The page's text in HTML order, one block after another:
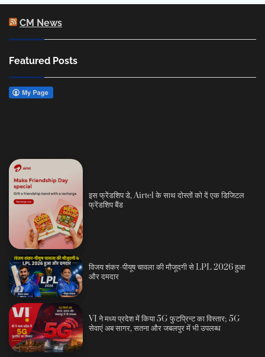
CM News
Featured Posts
इस फ्रेंडशिप डे, Airtel के साथ दोस्तों को दें एक डिजिटल
फ्रेंडशिप बैंड
विजय शंकर-पीयूष चावला की मौजूदगी से LPL 2026 हुआ
और दमदार
VI ने मध्य प्रदेश में किया 5G फुटप्रिन्ट का विस्तार; 5G
सेवाएं अब सागर, सतना और जबलपुर में भी उपलब्ध